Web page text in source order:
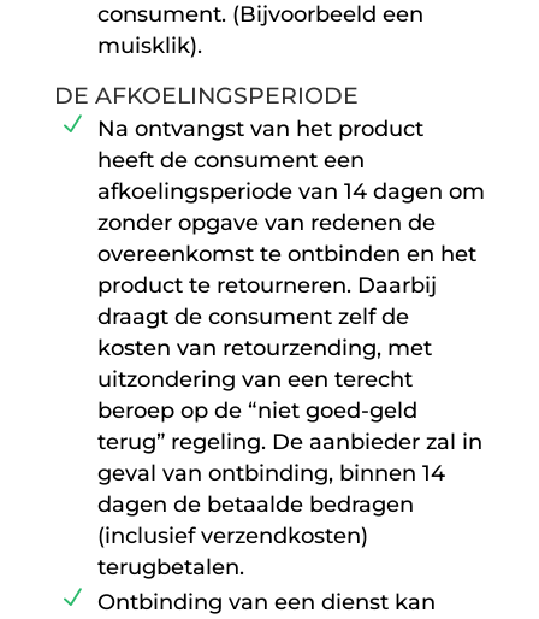
consument. (Bijvoorbeeld een
muisklik).
DE AFKOELINGSPERIODE
Na ontvangst van het product
heeft de consument een
afkoelingsperiode van 14 dagen om
zonder opgave van redenen de
overeenkomst te ontbinden en het
product te retourneren. Daarbij
draagt de consument zelf de
kosten van retourzending, met
uitzondering van een terecht
beroep op de “niet goed-geld
terug” regeling. De aanbieder zal in
geval van ontbinding, binnen 14
dagen de betaalde bedragen
(inclusief verzendkosten)
terugbetalen.
Ontbinding van een dienst kan